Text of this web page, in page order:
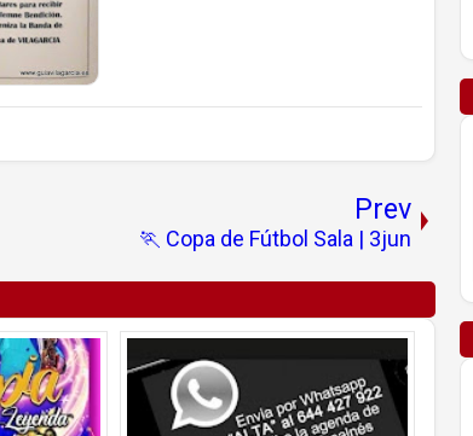
Prev
🏃 Copa de Fútbol Sala | 3jun